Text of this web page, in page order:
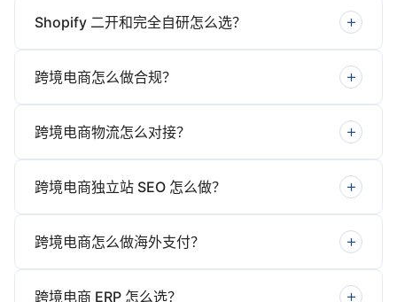
Shopify 二开和完全自研怎么选？
跨境电商怎么做合规？
跨境电商物流怎么对接？
跨境电商独立站 SEO 怎么做？
跨境电商怎么做海外支付？
跨境电商 ERP 怎么选？